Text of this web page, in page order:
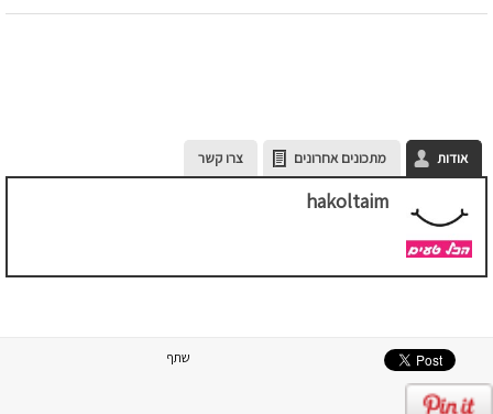
אודות מתכונים אחרונים צרו קשר
hakoltaim
שתף